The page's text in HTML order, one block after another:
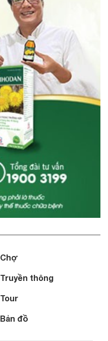
Chợ
Truyền thông
Tour
Bản đồ